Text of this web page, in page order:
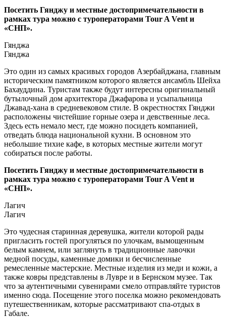
Посетить Гянджу и местные достопримечательности в
рамках тура можно с туроператорами Tour A Vent и
«СНП».
Гянджа
Гянджа
Это один из самых красивых городов Азербайджана, главным
историческим памятником которого является ансамбль Шейха
Бахауддина. Туристам также будут интересны оригинальный
бутылочный дом архитектора Джафарова и усыпальница
Джавад-хана в средневековом стиле. В окрестностях Гянджи
расположены чистейшие горные озера и девственные леса.
Здесь есть немало мест, где можно посидеть компанией,
отведать блюда национальной кухни. В основном это
небольшие тихие кафе, в которых местные жители могут
собираться после работы.
Посетить Гянджу и местные достопримечательности в
рамках тура можно с туроператорами Tour A Vent и
«СНП».
Лагич
Лагич
Это чудесная старинная деревушка, жители которой рады
пригласить гостей прогуляться по улочкам, вымощенным
белым камнем, или заглянуть в традиционные лавочки
медной посуды, каменные домики и бесчисленные
ремесленные мастерские. Местные изделия из меди и кожи, а
также ковры представлены в Лувре и в Бернском музее. Так
что за аутентичными сувенирами смело отправляйте туристов
именно сюда. Посещение этого поселка можно рекомендовать
путешественникам, которые рассматривают спа-отдых в
Габале.